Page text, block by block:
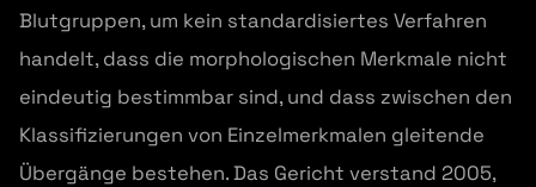
Blutgruppen, um kein standardisiertes Verfahren
handelt, dass die morphologischen Merkmale nicht
eindeutig bestimmbar sind, und dass zwischen den
Klassifizierungen von Einzelmerkmalen gleitende
Übergänge bestehen. Das Gericht verstand 2005,